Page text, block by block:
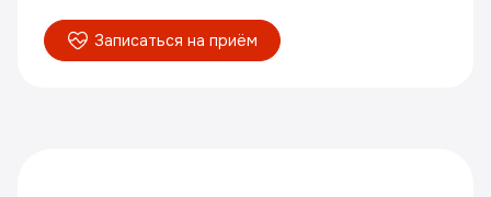
Записаться на приём